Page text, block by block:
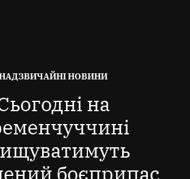
НОВИНИ
на
боєприпас